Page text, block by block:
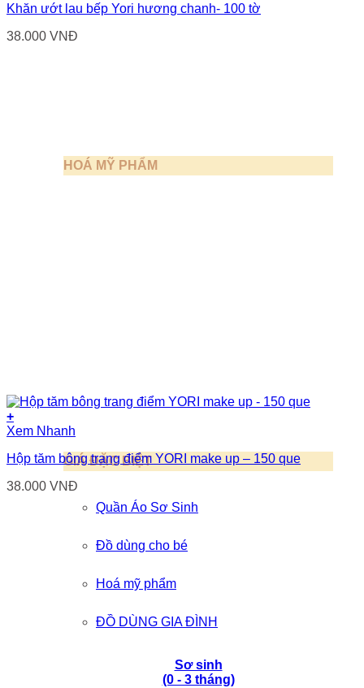
HOÁ MỸ PHẨM
GIÁ ĐẶC BIỆT
Quần Áo Sơ Sinh
Đồ dùng cho bé
Hoá mỹ phẩm
ĐỒ DÙNG GIA ĐÌNH
Sơ sinh
(0 - 3 tháng)
Khăn ướt lau bếp Yori hương chanh- 100 tờ
38.000 VNĐ
+
Xem Nhanh
Hộp tăm bông trang điểm YORI make up – 150 que
38.000 VNĐ